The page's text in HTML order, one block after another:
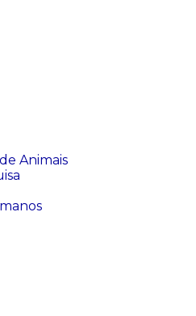
Animais